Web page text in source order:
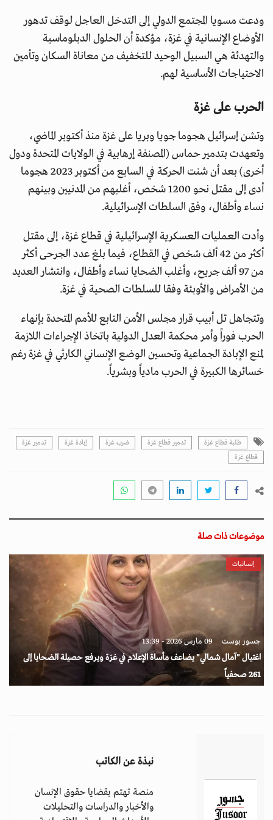
ودعت مسويا المجتمع الدولي إلى التدخل العاجل لوقف تدهور
الأوضاع الإنسانية في غزة، مؤكدة أن الحلول الدبلوماسية
والتهدئة هي السبيل الوحيد للتخفيف من معاناة السكان وتأمين
الاحتياجات الأساسية لهم.
الحرب على غزة
وتشن إسرائيل هجوما جويا وبريا على غزة منذ أكتوبر الماضي،
وتعهدت بتدمير حماس (المصنفة إرهابية في الولايات المتحدة ودول
أخرى) بعد أن شنت الحركة في السابع من أكتوبر 2023 هجوما
أدى إلى مقتل نحو 1200 شخص، أغلبهم من المدنيين وبينهم
نساء وأطفال، وفق السلطات الإسرائيلية.
وأدت العمليات العسكرية الإسرائيلية في قطاع غزة، إلى مقتل
أكثر من 42 ألف شخص في القطاع، فيما بلغ عدد الجرحى أكثر
من 97 ألف جريح، وأغلب الضحايا نساء وأطفال، وانتشار العديد
من الأمراض والأوبئة وفقا للسلطات الصحية في غزة.
وتتجاهل تل أبيب قرار مجلس الأمن التابع للأمم المتحدة بإنهاء
الحرب فوراً وأمر محكمة العدل الدولية باتخاذ الإجراءات اللازمة
لمنع الإبادة الجماعية وتحسين الوضع الإنساني الكارثي في غزة رغم
خسائرها الكبيرة في الحرب مادياً وبشرياً.
طلبة قطاع غزة تدمير قطاع غزة ضرب غزة إبادة غزة
تدمير غزة
قطاع غزة
موضوعات ذات صلة
إنسانيات
جسور بوست 09 مارس 2026 - 13:39
اغتيال "آمال شمالي" يضاعف مأساة الإعلام في غزة ويرفع حصيلة الضحايا إلى
261 صحفياً
نبذة عن الكاتب
منصة تهتم بقضايا حقوق الإنسان
والأخبار والدراسات والتحليلات